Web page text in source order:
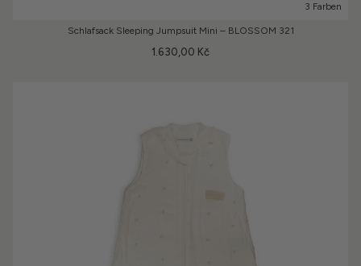
3 Farben
Schlafsack Sleeping Jumpsuit Mini – BLOSSOM 321
1.630,00 Kč